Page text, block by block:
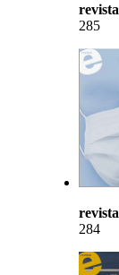
revista
285
revista
284